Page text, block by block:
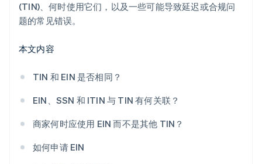
(TIN)、何时使用它们，以及一些可能导致延迟或合规问
题的常见错误。
本文内容
TIN 和 EIN 是否相同？
EIN、SSN 和 ITIN 与 TIN 有何关联？
商家何时应使用 EIN 而不是其他 TIN？
如何申请 EIN